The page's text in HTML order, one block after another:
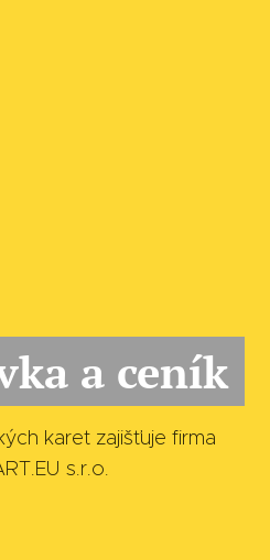
a ceník
karet zajišťuje firma
s.r.o.